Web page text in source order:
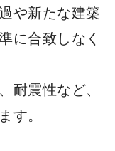
や新たな建築
に合致しなく
耐震性など、
す。